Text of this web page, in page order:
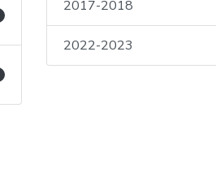
2017-2018
2022-2023